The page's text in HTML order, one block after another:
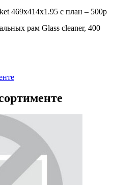
469x414x1.95 с план – 500р
рам Glass cleaner, 400